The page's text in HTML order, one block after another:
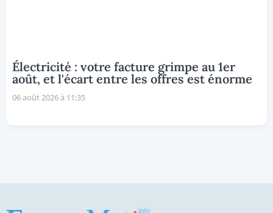
Électricité : votre facture grimpe au 1er
août, et l'écart entre les offres est énorme
06 août 2026 à 11:35